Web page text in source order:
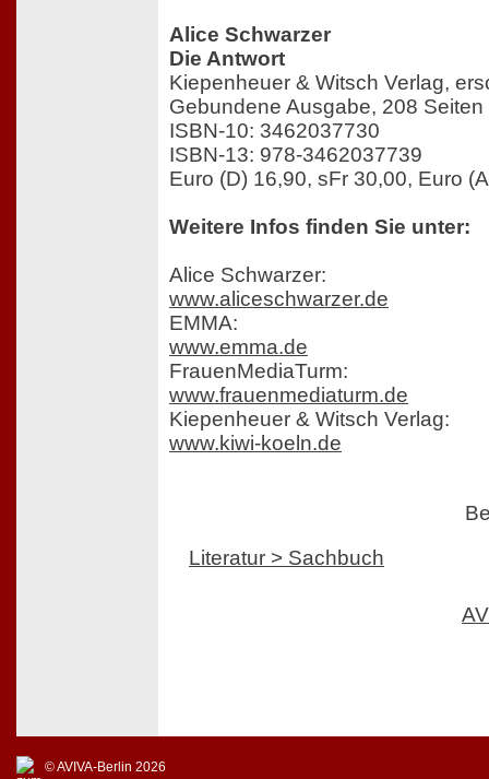
Alice Schwarzer
Die Antwort
Kiepenheuer & Witsch Verlag,
Gebundene Ausgabe, 208 Seiten
ISBN-10: 3462037730
ISBN-13: 978-3462037739
Euro (D) 16,90, sFr 30,00, Euro
Weitere Infos finden Sie unter:
Alice Schwarzer:
www.aliceschwarzer.de
EMMA:
www.emma.de
FrauenMediaTurm:
www.frauenmediaturm.de
Kiepenheuer & Witsch Verlag:
www.kiwi-koeln.de
Literatur > Sachbuch
© AVIVA-Berlin 2026